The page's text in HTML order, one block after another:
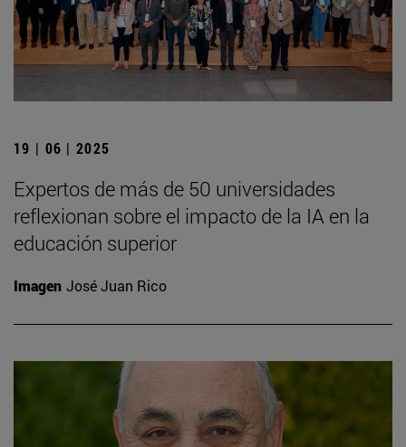
19 | 06 | 2025
Expertos de más de 50 universidades
reflexionan sobre el impacto de la IA en la
educación superior
Imagen José Juan Rico